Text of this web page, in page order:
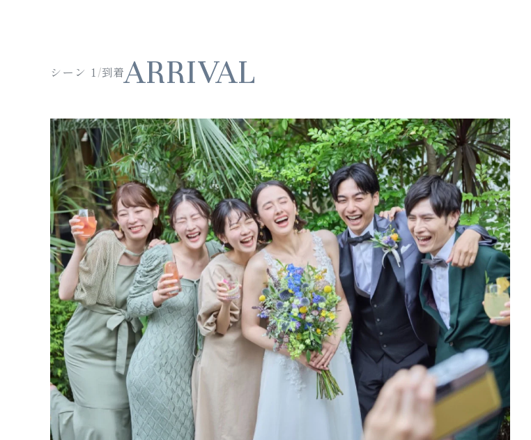
BRIDAL FAIR
ブライダルフ
まずは体験。一日の魅力を詰め込
8月来館限定 ＼ 年間口コミランキング1位
HPからのご予約で最
Amazonギフト券プレ
シーン 1 /到着ARRIVAL